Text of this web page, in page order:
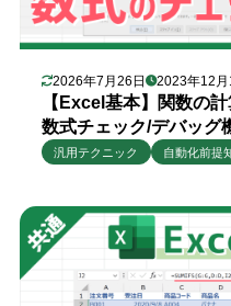
2026年7月26日 2023年12月
【Excel基本】関数の
数式チェック/デバッグ
汎用テクニック
自動化前提